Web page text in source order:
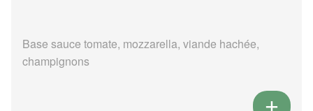
Base sauce tomate, mozzarella, viande hachée,
champignons